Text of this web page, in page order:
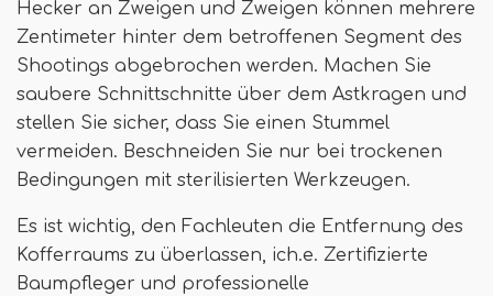
Hecker an Zweigen und Zweigen können mehrere
Zentimeter hinter dem betroffenen Segment des
Shootings abgebrochen werden. Machen Sie
saubere Schnittschnitte über dem Astkragen und
stellen Sie sicher, dass Sie einen Stummel
vermeiden. Beschneiden Sie nur bei trockenen
Bedingungen mit sterilisierten Werkzeugen.
Es ist wichtig, den Fachleuten die Entfernung des
Kofferraums zu überlassen, ich.e. Zertifizierte
Baumpfleger und professionelle